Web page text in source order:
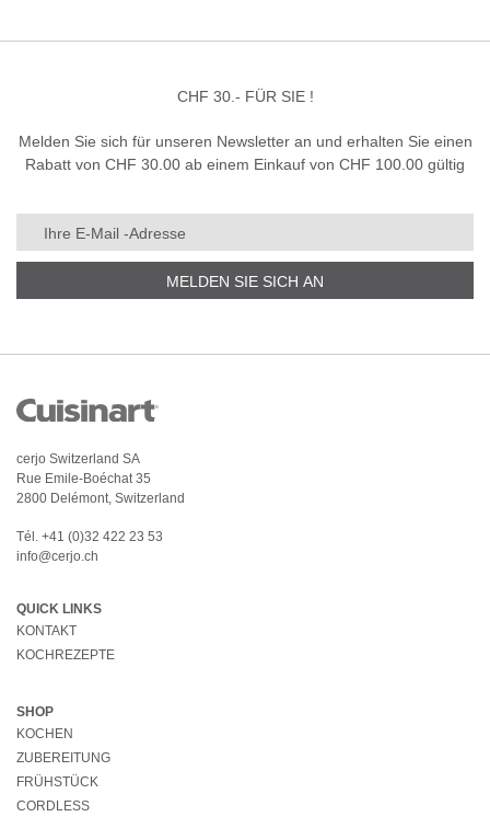
CHF 30.- FÜR SIE !
Melden Sie sich für unseren Newsletter an und erhalten Sie einen
Rabatt von CHF 30.00 ab einem Einkauf von CHF 100.00 gültig
MELDEN SIE SICH AN
cerjo Switzerland SA
Rue Emile-Boéchat 35
2800 Delémont, Switzerland
Tél. +41 (0)32 422 23 53
info@cerjo.ch
QUICK LINKS
KONTAKT
KOCHREZEPTE
SHOP
KOCHEN
ZUBEREITUNG
FRÜHSTÜCK
CORDLESS